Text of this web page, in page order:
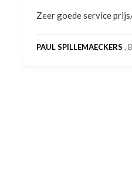
Bestelling gedaan
bestelling al